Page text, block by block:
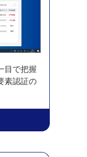
目で把握
素認証の